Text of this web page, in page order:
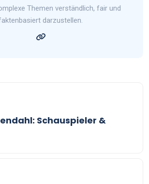
Themen verständlich, fair und
darzustellen.
Schauspieler &